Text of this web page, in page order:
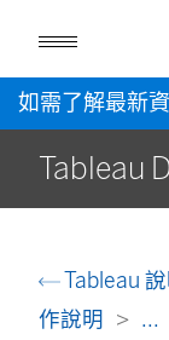
如需了解最新
Tableau
Tableau
作說明
...